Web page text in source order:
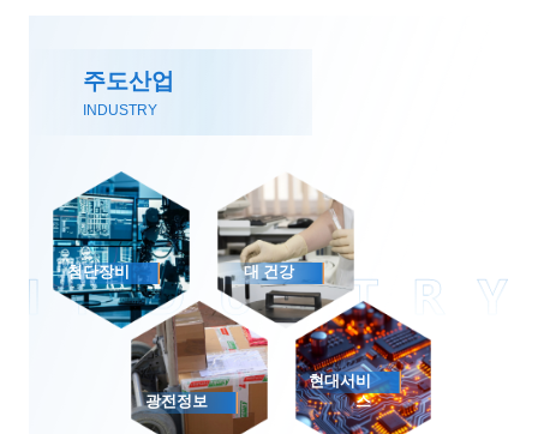
주도산업
INDUSTRY
첨단장비 대 건강
광전정보
현대서비
스